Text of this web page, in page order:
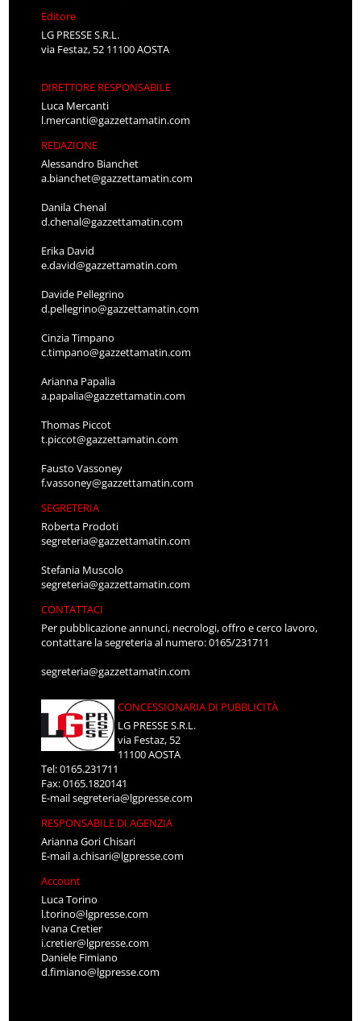
Editore
LG PRESSE S.R.L.
via Festaz, 52 11100 AOSTA
DIRETTORE RESPONSABILE
Luca Mercanti
l.mercanti@gazzettamatin.com
REDAZIONE
Alessandro Bianchet
a.bianchet@gazzettamatin.com
Danila Chenal
d.chenal@gazzettamatin.com
Erika David
e.david@gazzettamatin.com
Davide Pellegrino
d.pellegrino@gazzettamatin.com
Cinzia Timpano
c.timpano@gazzettamatin.com
Arianna Papalia
a.papalia@gazzettamatin.com
Thomas Piccot
t.piccot@gazzettamatin.com
Fausto Vassoney
f.vassoney@gazzettamatin.com
SEGRETERIA
Roberta Prodoti
segreteria@gazzettamatin.com
Stefania Muscolo
segreteria@gazzettamatin.com
CONTATTACI
Per pubblicazione annunci, necrologi, offro e cerco lavoro,
contattare la segreteria al numero: 0165/231711
segreteria@gazzettamatin.com
CONCESSIONARIA DI PUBBLICITÀ
LG PRESSE S.R.L.
via Festaz, 52
11100 AOSTA
Tel: 0165.231711
Fax: 0165.1820141
E-mailsegreteria@lgpresse.com
RESPONSABILE DI AGENZIA
Arianna Gori Chisari
E-maila.chisari@lgpresse.com
Account
Luca Torino
l.torino@lgpresse.com
Ivana Cretier
i.cretier@lgpresse.com
Daniele Fimiano
d.fimiano@lgpresse.com